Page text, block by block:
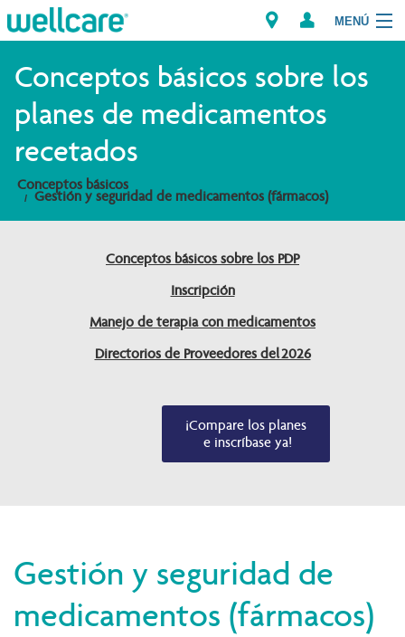
MENÚ
Explorar los Planes
Miembros
Proveedores
Intermediarios
Encuentre un Proveedor/Farmacia
Conceptos básicos sobre los
planes de medicamentos
recetados
Conceptos básicos
Gestión y seguridad de medicamentos (fármacos)
Conceptos básicos sobre los PDP
Inscripción
Manejo de terapia con medicamentos
Directorios de Proveedores del 2026
¡Compare los planes
e inscríbase ya!
Gestión y seguridad de
medicamentos (fármacos)